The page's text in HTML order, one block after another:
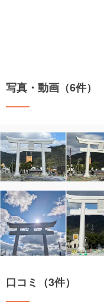
写真・動画（6件）
口コミ（3件）